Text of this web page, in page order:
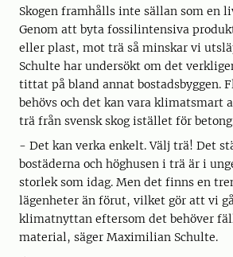
Skogen framhålls inte sällan som en
Genom att byta fossilintensiva
eller plast, mot trä så minskar vi
Schulte har undersökt om det
tittat på bland annat bostadsbyggen.
behövs och det kan vara klimatsmart
trä från svensk skog istället för
- Det kan verka enkelt. Välj trä! Det
bostäderna och höghusen i trä är i
storlek som idag. Men det finns en
lägenheter än förut, vilket gör att vi
klimatnyttan eftersom det behöver
material, säger Maximilian Schulte.